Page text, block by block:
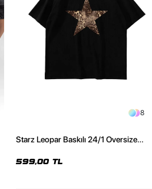
8
Starz Leopar Baskılı 24/1 Oversize
599,00 TL